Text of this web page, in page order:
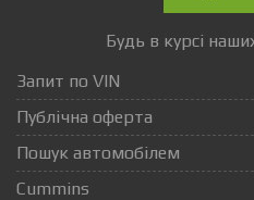
Будь в курсі
Запит по VIN
Публічна оферта
Пошук автомобілем
Cummins